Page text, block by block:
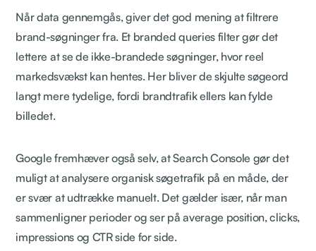
Når data gennemgås, giver det god mening at filtrere
brand-søgninger fra. Et branded queries filter gør det
lettere at se de ikke-brandede søgninger, hvor reel
markedsvækst kan hentes. Her bliver de skjulte søgeord
langt mere tydelige, fordi brandtrafik ellers kan fylde
billedet.
Google fremhæver også selv, at Search Console gør det
muligt at analysere organisk søgetrafik på en måde, der
er svær at udtrække manuelt. Det gælder især, når man
sammenligner perioder og ser på average position, clicks,
impressions og CTR side for side.